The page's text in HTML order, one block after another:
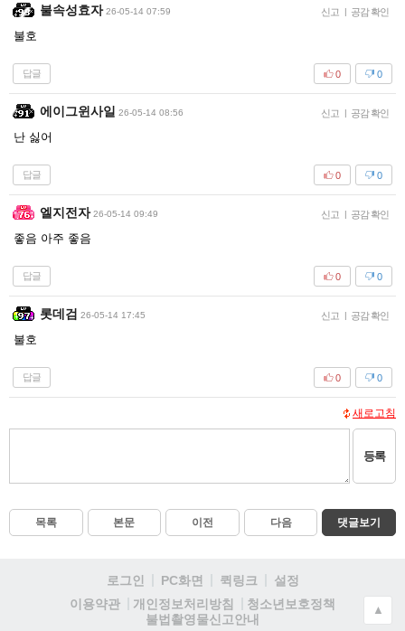
불속성효자 26-05-14 07:59 신고 | 공감 확인
불호
답글 0
0
에이그윈사일 26-05-14 08:56 신고 | 공감 확인
난 싫어
답글 0
0
엘지전자 26-05-14 09:49 신고 | 공감 확인
좋음 아주 좋음
답글 0
0
롯데검 26-05-14 17:45 신고 | 공감 확인
불호
답글 0
0
새로고침
등록
목록 본문 이전 다음 댓글보기
로그인 PC화면 퀵링크
설정
이용약관
개인정보처리방침
청소년보호정책
불법촬영물신고안내
▲